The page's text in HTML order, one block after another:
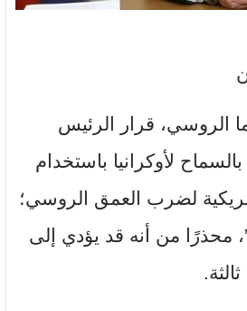
قرار الرئيس
لأوكرانيا باستخدام
لضرب العمق الروسي؛
محذرًا من أنه قد يؤدي إلى